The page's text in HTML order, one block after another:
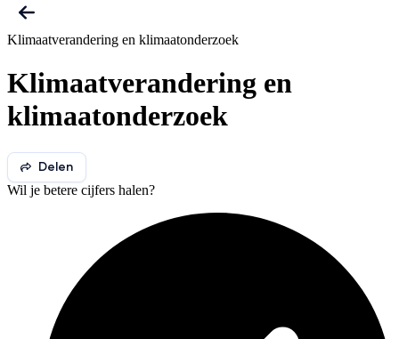
Klimaatverandering en klimaatonderzoek
Klimaatverandering en
klimaatonderzoek
Delen
Wil je betere cijfers halen?